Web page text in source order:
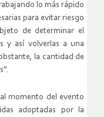
lo más rápido
para evitar riesgo
de determinar el
y así volverlas a una
la cantidad de
momento del evento
adoptadas por la